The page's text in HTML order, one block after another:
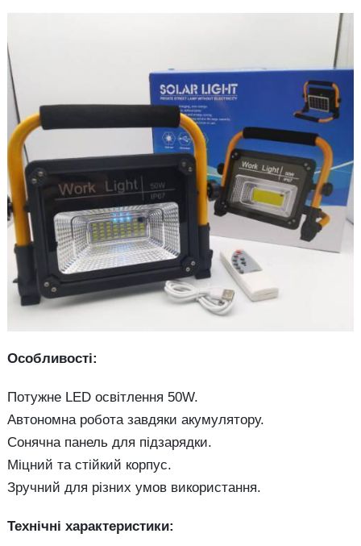
Особливості:
Потужне LED освітлення 50W.
Автономна робота завдяки акумулятору.
Сонячна панель для підзарядки.
Міцний та стійкий корпус.
Зручний для різних умов використання.
Технічні характеристики: